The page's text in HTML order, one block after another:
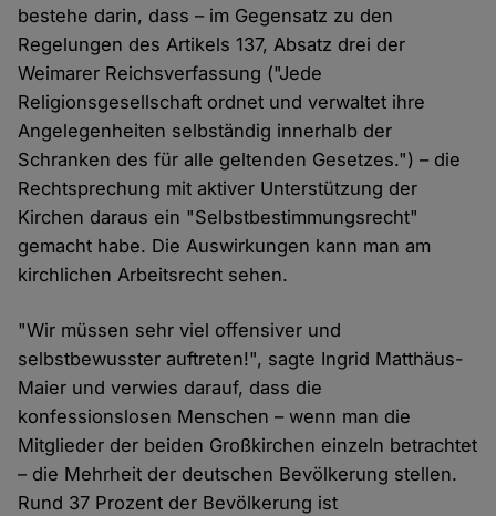
bestehe darin, dass – im Gegensatz zu den
Regelungen des Artikels 137, Absatz drei der
Weimarer Reichsverfassung ("Jede
Religionsgesellschaft ordnet und verwaltet ihre
Angelegenheiten selbständig innerhalb der
Schranken des für alle geltenden Gesetzes.") – die
Rechtsprechung mit aktiver Unterstützung der
Kirchen daraus ein "Selbstbestimmungsrecht"
gemacht habe. Die Auswirkungen kann man am
kirchlichen Arbeitsrecht sehen.
"Wir müssen sehr viel offensiver und
selbstbewusster auftreten!", sagte Ingrid Matthäus-
Maier und verwies darauf, dass die
konfessionslosen Menschen – wenn man die
Mitglieder der beiden Großkirchen einzeln betrachtet
– die Mehrheit der deutschen Bevölkerung stellen.
Rund 37 Prozent der Bevölkerung ist